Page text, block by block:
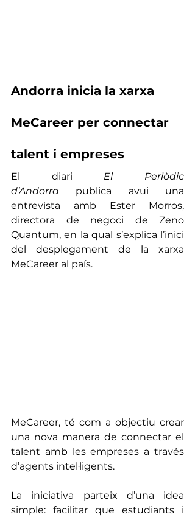
Andorra inicia la xarxa
MeCareer per connectar
talent i empreses
El diari El Periòdic
d’Andorra publica avui una
entrevista amb Ester Morros,
directora de negoci de Zeno
Quantum, en la qual s’explica l’inici
del desplegament de la xarxa
MeCareer al país.
MeCareer, té com a objectiu crear
una nova manera de connectar el
talent amb les empreses a través
d’agents intel·ligents.
La iniciativa parteix d’una idea
simple: facilitar que estudiants i